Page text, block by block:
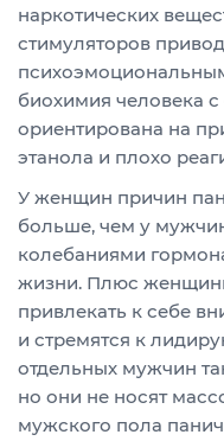
наркотических
стимуляторов
биохимия человека
ориентирована на
этанола и плохо
У женщин причин
больше, чем у
колебаниями
жизни. Плюс
привлекать к себе
и стремятся к
отдельных мужчин
но они не носят
мужского пола